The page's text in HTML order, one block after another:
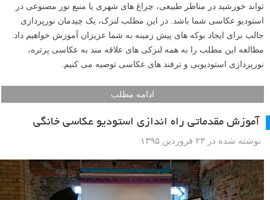
تواند خورشید در مناظر طبیعی، چراغ های شهری یا منبع نور مصنوعی در
استودیو عکاسی شما باشد. در این مطلب لنزک، یک چیدمان نورپردازی
جالب برای ایجاد بوکه های پیش زمینه به شما عزیزان آموزش خواهیم داد.
مطالعه این مطلب را به همه لنزکی های علاقه مند به عکاسی پرتره،
نورپردازی استودیویی و ترفند های عکاسی توصیه می کنیم.
ادامه مطلب
آموزش مقدماتی راه اندازی استودیو عکاسی خانگی
نوشته شده در ۲۳ فروردین ۱۳۹۵